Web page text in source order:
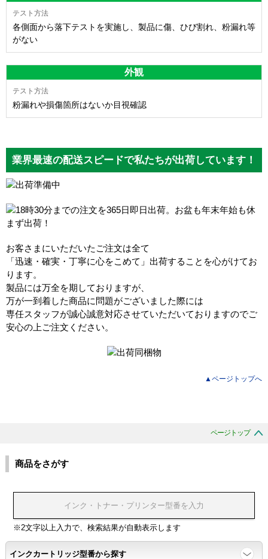
各側面から落下テストを実施し、製品に傷、ひび割れ、粉漏れ等
がない
外観
粉漏れや損傷箇所はないか目視確認
業界最速の配送スピードで私たちが出荷しています！
お客さまにいただいたご注文は全て
「迅速・確実・丁寧に心をこめて」出荷することを心がけてお
ります。
製品には万全を期しておりますが、
万が一到着した商品に問題がございました際には
専任スタッフが誠心誠意対応させていただいておりますのでご
安心の上ご注文ください。
▲ページトップへ
ページトップ
商品をさがす
※2文字以上入力で、検索結果が自動表示します
インクカートリッジ型番から探す